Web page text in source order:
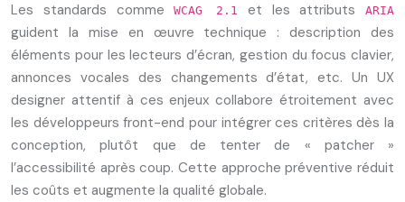
Les standards commeWCAG 2.1 et les attributs ARIA
guident la mise en œuvre technique : description des
éléments pour les lecteurs d’écran, gestion du focus clavier,
annonces vocales des changements d’état, etc. Un UX
designer attentif à ces enjeux collabore étroitement avec
les développeurs front-end pour intégrer ces critères dès la
conception, plutôt que de tenter de « patcher »
l’accessibilité après coup. Cette approche préventive réduit
les coûts et augmente la qualité globale.